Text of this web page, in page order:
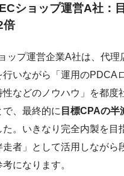
ショップ運営A社：
倍
ップ運営企業A社は、代理
行いながら「運用のPDCA
性などのノウハウ」を都度
で、最終的に 目標CPAの
た。いきなり完全内製を目
走者」として活用しながら
になります。